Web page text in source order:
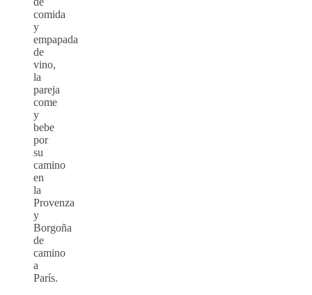
comida
y
empapada
de
vino,
la
pareja
come
y
bebe
por
su
camino
en
la
Provenza
y
Borgoña
de
camino
a
París.